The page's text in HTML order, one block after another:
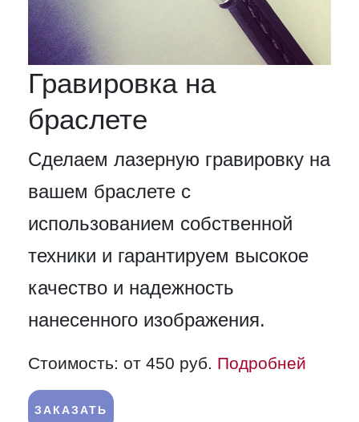
Гравировка на
браслете
Сделаем лазерную гравировку на
вашем браслете с
использованием собственной
техники и гарантируем высокое
качество и надежность
нанесенного изображения.
Стоимость: от 450 руб. Подробней
ЗАКАЗАТЬ